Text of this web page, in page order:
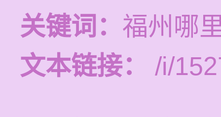
关键词： 福州哪
文本链接：
/i/